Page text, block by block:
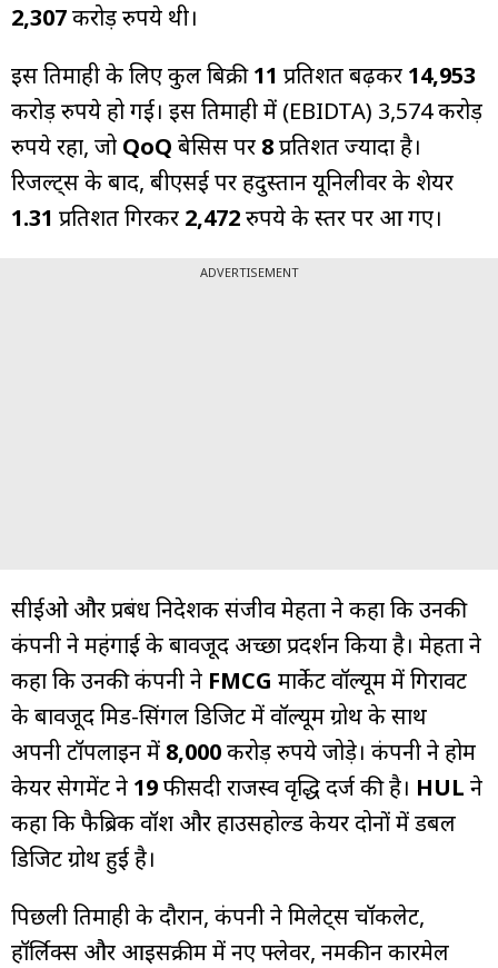
2,307करोड़ रुपये थी।
इस तिमाही के लिए कुल बिक्री11 प्रतिशत बढ़कर 14,953
करोड़ रुपये हो गई। इस तिमाही में (EBIDTA) 3,574 करोड़
रुपये रहा, जो QoQ बेसिस पर 8प्रतिशत ज्यादा है।
रिजल्ट्स के बाद, बीएसई पर हिंदुस्तान यूनिलीवर के शेयर
1.31 प्रतिशत गिरकर 2,472रुपये के स्तर पर आ गए।
ADVERTISEMENT
सीईओ और प्रबंध निदेशक संजीव मेहता ने कहा कि उनकी
कंपनी ने महंगाई के बावजूद अच्छा प्रदर्शन किया है। मेहता ने
कहा कि उनकी कंपनी ने FMCG मार्केट वॉल्यूम में गिरावट
के बावजूद मिड-सिंगल डिजिट में वॉल्यूम ग्रोथ के साथ
अपनी टॉपलाइन में 8,000करोड़ रुपये जोड़े। कंपनी ने होम
केयर सेगमेंट ने 19फीसदी राजस्व वृद्धि दर्ज की है। HUL ने
कहा कि फैब्रिक वॉश और हाउसहोल्ड केयर दोनों में डबल
डिजिट ग्रोथ हुई है।
पिछली तिमाही के दौरान, कंपनी ने मिलेट्स चॉकलेट,
हॉर्लिक्स और आइसक्रीम में नए फ्लेवर, नमकीन कारमेल